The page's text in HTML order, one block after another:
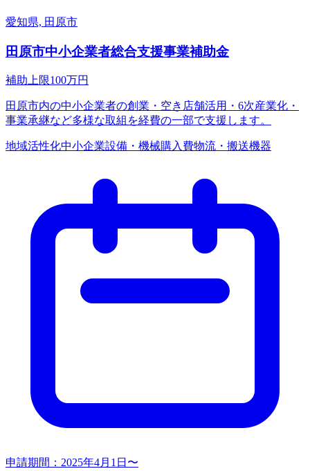
愛知県, 田原市
田原市中小企業者総合支援事業補助金
補助上限100万円
田原市内の中小企業者の創業・空き店舗活用・6次産業化・
事業承継など多様な取組を経費の一部で支援します。
地域活性化中小企業設備・機械購入費物流・搬送機器
申請期間： 2025年4月1日〜